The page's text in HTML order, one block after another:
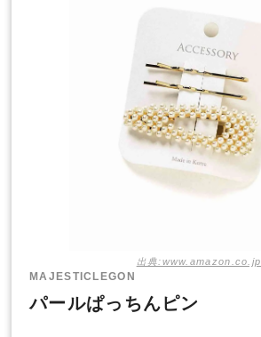
出典:www.amazon.co.jp
MAJESTICLEGON
パールぱっちんピン